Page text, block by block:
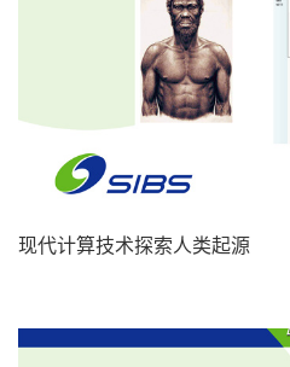
现代计算技术探索人类起源